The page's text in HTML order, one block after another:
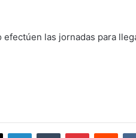
las jornadas para
LinkedInTumblr Pinterest